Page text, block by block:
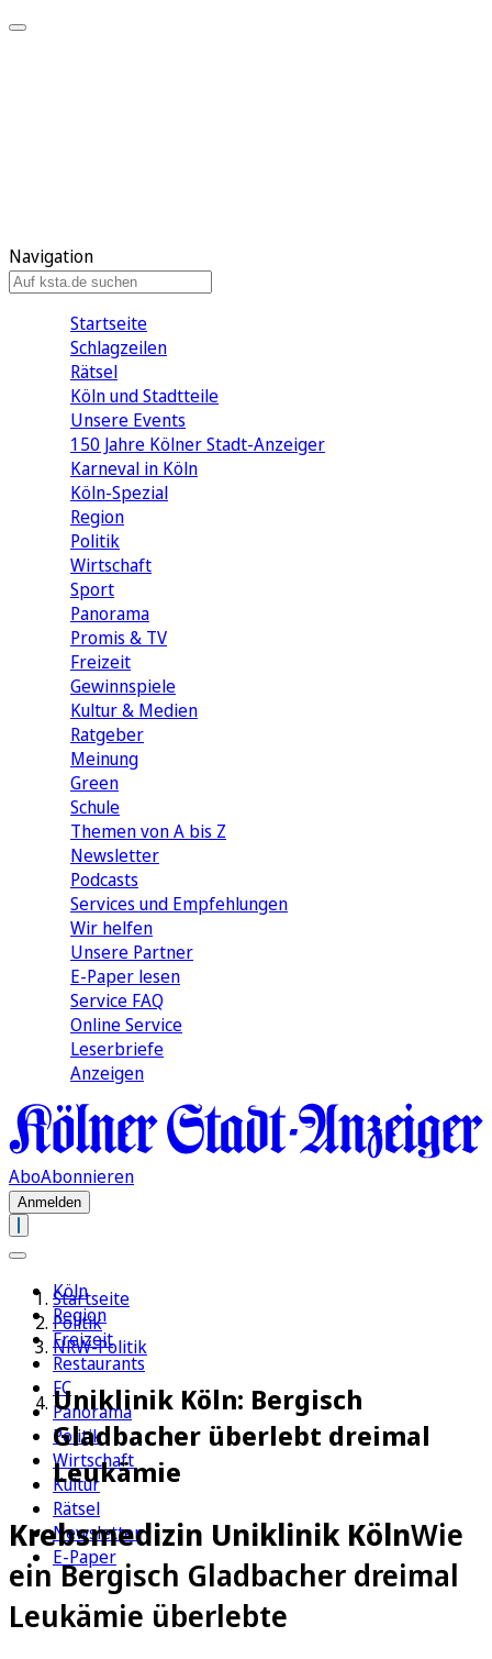
Navigation
Startseite
Schlagzeilen
Rätsel
Köln und Stadtteile
Unsere Events
150 Jahre Kölner Stadt-Anzeiger
Karneval in Köln
Köln-Spezial
Region
Politik
Wirtschaft
Sport
Panorama
Promis & TV
Freizeit
Gewinnspiele
Kultur & Medien
Ratgeber
Meinung
Green
Schule
Themen von A bis Z
Newsletter
Podcasts
Services und Empfehlungen
Wir helfen
Unsere Partner
E-Paper lesen
Service FAQ
Online Service
Leserbriefe
Anzeigen
AboAbonnieren
Anmelden
Köln
Region
Freizeit
Restaurants
FC
Panorama
Politik
Wirtschaft
Kultur
Rätsel
Newsletter
E-Paper
Startseite
Politik
NRW-Politik
Uniklinik Köln: Bergisch
Gladbacher überlebt dreimal
Leukämie
Krebsmedizin Uniklinik KölnWie
ein Bergisch Gladbacher dreimal
Leukämie überlebte